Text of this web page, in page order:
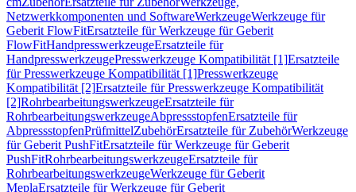
Netzwerkkomponenten und SoftwareWerkzeugeWerkzeuge für
Geberit FlowFitErsatzteile für Werkzeuge für Geberit
FlowFitHandpresswerkzeugeErsatzteile für
HandpresswerkzeugePresswerkzeuge Kompatibilität [1]Ersatzteile
für Presswerkzeuge Kompatibilität [1]Presswerkzeuge
Kompatibilität [2]Ersatzteile für Presswerkzeuge Kompatibilität
[2]RohrbearbeitungswerkzeugeErsatzteile für
RohrbearbeitungswerkzeugeAbpressstopfenErsatzteile für
AbpressstopfenPrüfmittelZubehörErsatzteile für ZubehörWerkzeuge
für Geberit PushFitErsatzteile für Werkzeuge für Geberit
PushFitRohrbearbeitungswerkzeugeErsatzteile für
RohrbearbeitungswerkzeugeWerkzeuge für Geberit
MeplaErsatzteile für Werkzeuge für Geberit